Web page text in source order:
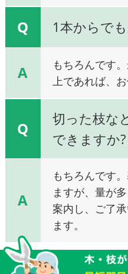
Q 1本からで
A
もちろんです
上であれば、
Q
切った枝な
できますか?
A
もちろんです
ますが、量が
案内し、ご了
ます。